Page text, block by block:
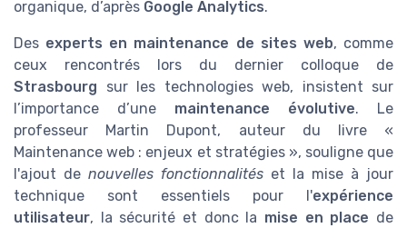
organique, d’après Google Analytics.
Des experts en maintenance de sites web, comme
ceux rencontrés lors du dernier colloque de
Strasbourg sur les technologies web, insistent sur
l’importance d’une maintenance évolutive. Le
professeur Martin Dupont, auteur du livre «
Maintenance web : enjeux et stratégies », souligne que
l'ajout de nouvelles fonctionnalités et la mise à jour
technique sont essentiels pour l'expérience
utilisateur, la sécurité et donc la mise en place de